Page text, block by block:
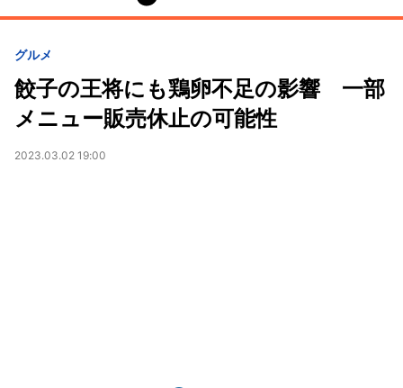
グルメ
餃子の王将にも鶏卵不足の影響 一部
メニュー販売休止の可能性
2023.03.02 19:00